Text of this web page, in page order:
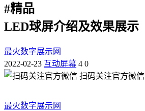
#精品
LED球屏介绍及效果展示
最火数字展示网
2022-02-23 互动屏幕 4 0
扫码关注官方微信
最火数字展示网